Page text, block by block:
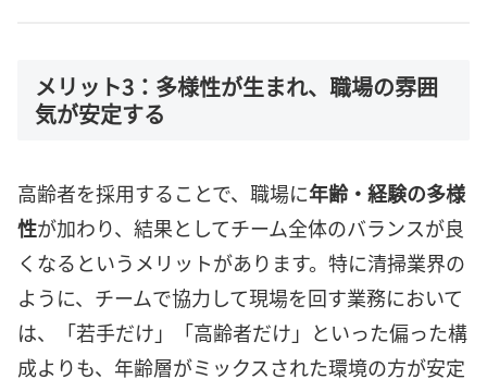
メリット3：多様性が生まれ、職場の雰囲
気が安定する
高齢者を採用することで、職場に年齢・経験の多様
性が加わり、結果としてチーム全体のバランスが良
くなるというメリットがあります。特に清掃業界の
ように、チームで協力して現場を回す業務において
は、「若手だけ」「高齢者だけ」といった偏った構
成よりも、年齢層がミックスされた環境の方が安定